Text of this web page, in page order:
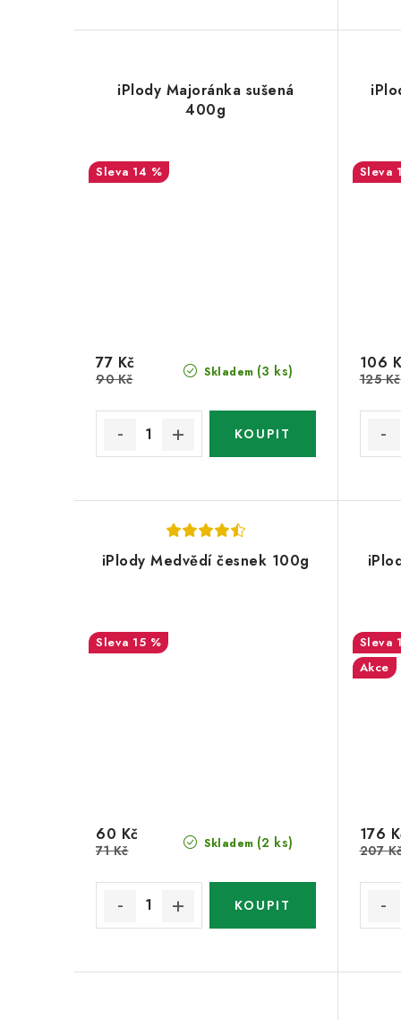
iPlody Majoránka sušená
400g
14 %
Skladem (3 ks)
77 Kč
90 Kč
106
125 Kč
iPlody Medvědí česnek 100g
15 %
Skladem (2 ks)
60 Kč
71 Kč
Akce
176
207